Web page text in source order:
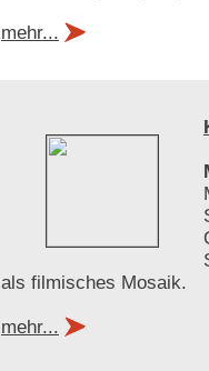
mehr...
als filmisches Mosaik.
mehr...